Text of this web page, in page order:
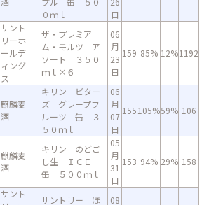
０ｍｌ
日
サント
リーホ
ールデ
ィング
ス
ザ・プレミア
ム・モルツ ア
ソート ３５０
ｍｌ×６
06
月
23
日
159 85% 12%1192
麒麟麦
酒
キリン ビター
ズ グレープフ
ルーツ 缶 ３
５０ｍｌ
06
月
07
日
155105%59% 106
麒麟麦
酒
キリン のどご
し生 ＩＣＥ
缶 ５００ｍｌ
05
月
31
日
153 94% 29% 158
サント
サントリー ほ
08